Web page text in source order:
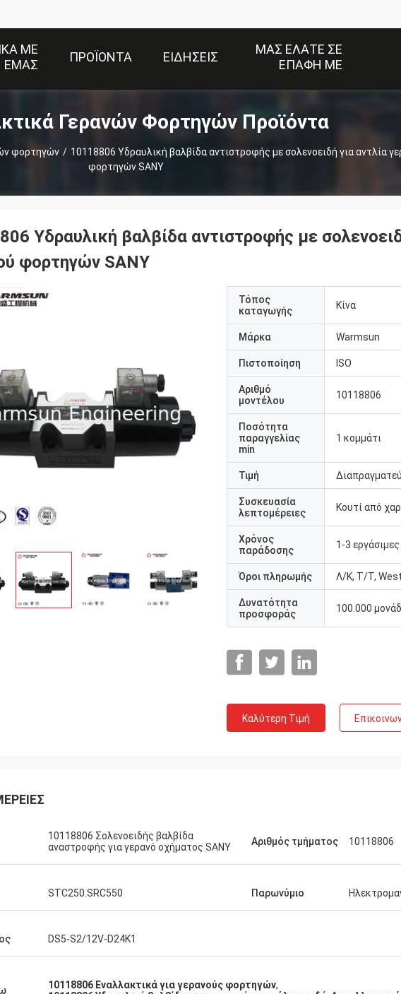
ΜΕ
ΕΜΆΣ
ΠΡΟΪΌΝΤΑ ΕΙΔΉΣΕΙΣ
ΜΑΣ ΕΛΆΤΕ ΣΕ
ΕΠΑΦΉ ΜΕ
Γερανών Φορτηγών Προϊόντα
φορτηγών / 10118806 Υδραυλική βαλβίδα αντιστροφής με σολενοειδή για αντλία
φορτηγών SANY
Michael
αγοράς. 100% αρχική,
Υδραυλική βαλβίδα αντιστροφής με
φορτηγών SANY
Τόπος
καταγωγής
Κίνα
Μάρκα Warmsun
Πιστοποίηση ISO
Αριθμό
μοντέλου
10118806
Ποσότητα
παραγγελίας
min
1 κομμάτι
Τιμή
Συσκευασία
λεπτομέρειες
Κουτί από
Χρόνος
παράδοσης
1-3
Όροι πληρωμής Λ/Κ, Τ/Τ,
Δυνατότητα
προσφοράς
100.000
Καλύτερη Τιμή
10118806 Σολενοειδής βαλβίδα
αναστροφής για γερανό οχήματος SANY
Αριθμός τμήματος 10118806
STC250.SRC550 Παρωνύμιο
DS5-S2/12V-D24K1
10118806 Εναλλακτικά για γερανούς φορτηγών,